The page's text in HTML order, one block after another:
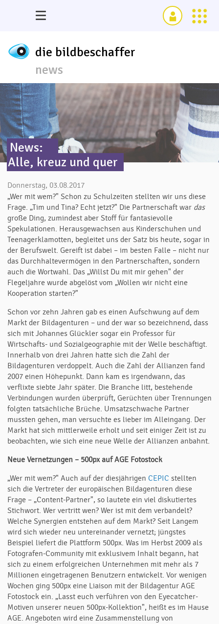
die bildbeschaffer
news
News:
Alle, kreuz und quer
Donnerstag, 03.08.2017
„Wer mit wem?" Schon zu Schulzeiten stellten wir uns diese
Frage. „Tim und Tina? Echt jetzt?" Die Partnerschaft war das
große Ding, zumindest aber Stoff für fantasievolle
Spekulationen. Herausgewachsen aus Kinderschuhen und
Teenagerklamotten, begleitet uns der Satz bis heute, sogar in
der Berufswelt. Gereift ist dabei – im besten Falle – nicht nur
das Durchhaltevermögen in den Partnerschaften, sondern
auch die Wortwahl. Das „Willst Du mit mir gehen" der
Flegeljahre wurde abgelöst vom „Wollen wir nicht eine
Kooperation starten?"
Schon vor zehn Jahren gab es einen Aufschwung auf dem
Markt der Bildagenturen – und der war so bezeichnend, dass
sich mit Johannes Glückler sogar ein Professor für
Wirtschafts- und Sozialgeographie mit der Welle beschäftigt.
Innerhalb von drei Jahren hatte sich die Zahl der
Bildagenturen verdoppelt. Auch die Zahl der Allianzen fand
2007 einen Höhepunkt. Dann kam es irgendwann, das
verflixte siebte Jahr später. Die Branche litt, bestehende
Verbindungen wurden überprüft, Gerüchten über Trennungen
folgten tatsächliche Brüche. Umsatzschwache Partner
mussten gehen, man versuchte es lieber im Alleingang. Der
Markt hat sich mittlerweile erholt und seit einiger Zeit ist zu
beobachten, wie sich eine neue Welle der Allianzen anbahnt.
Neue Vernetzungen – 500px auf AGE Fotostock
„Wer mit wem?" Auch auf der diesjährigen CEPIC stellten
sich die Vertreter der europäischen Bildagenturen diese
Frage – „Content-Partner", so lautete ein viel diskutiertes
Stichwort. Wer vertritt wen? Wer ist mit dem verbandelt?
Welche Synergien entstehen auf dem Markt? Seit Langem
wird sich wieder neu untereinander vernetzt; jüngstes
Beispiel liefert die Plattform 500px. Was im Herbst 2009 als
Fotografen-Community mit exklusivem Inhalt begann, hat
sich zu einem erfolgreichen Unternehmen mit mehr als 7
Millionen eingetragenen Benutzern entwickelt. Vor wenigen
Wochen ging 500px eine Liaison mit der Bildagentur AGE
Fotostock ein. „Lasst euch verführen von den Eyecatcher-
Motiven unserer neuen 500px-Kollektion", heißt es im Hause
AGE. Angeboten wird eine Zusammenstellung von